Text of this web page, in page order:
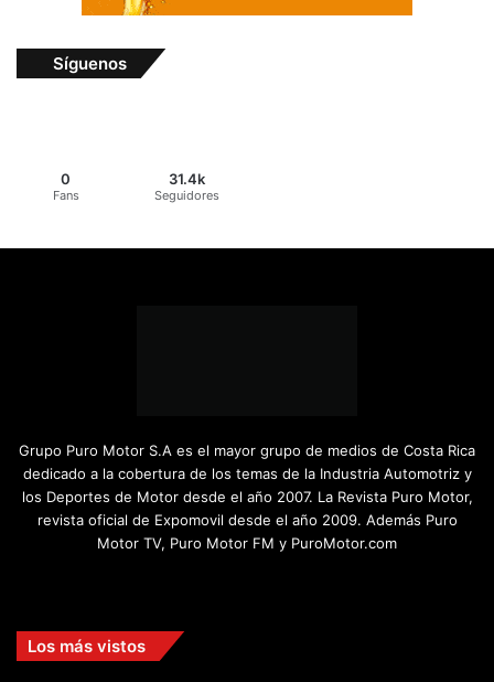
Síguenos
0
Fans
31.4k
Seguidores
Grupo Puro Motor S.A es el mayor grupo de medios de Costa Rica
dedicado a la cobertura de los temas de la Industria Automotriz y
los Deportes de Motor desde el año 2007. La Revista Puro Motor,
revista oficial de Expomovil desde el año 2009. Además Puro
Motor TV, Puro Motor FM y PuroMotor.com
Los más vistos